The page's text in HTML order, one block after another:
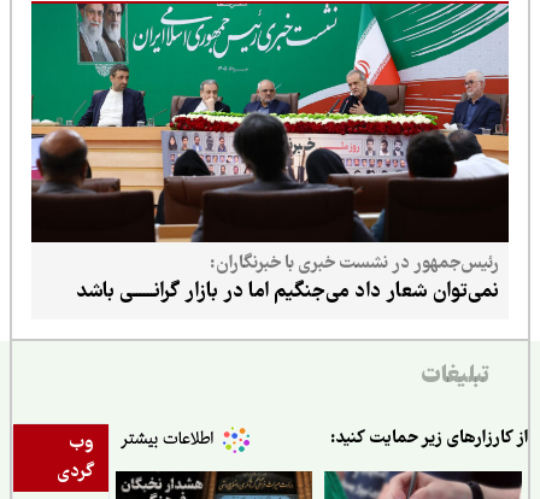
رئیس‌جمهور در نشست خبری با خبرنگاران:
نمی‌توان شعار داد می‌جنگیم اما در بازار گرانــــــی باشد
تبلیغات
وب
گردی
زیر حمایت کنید: